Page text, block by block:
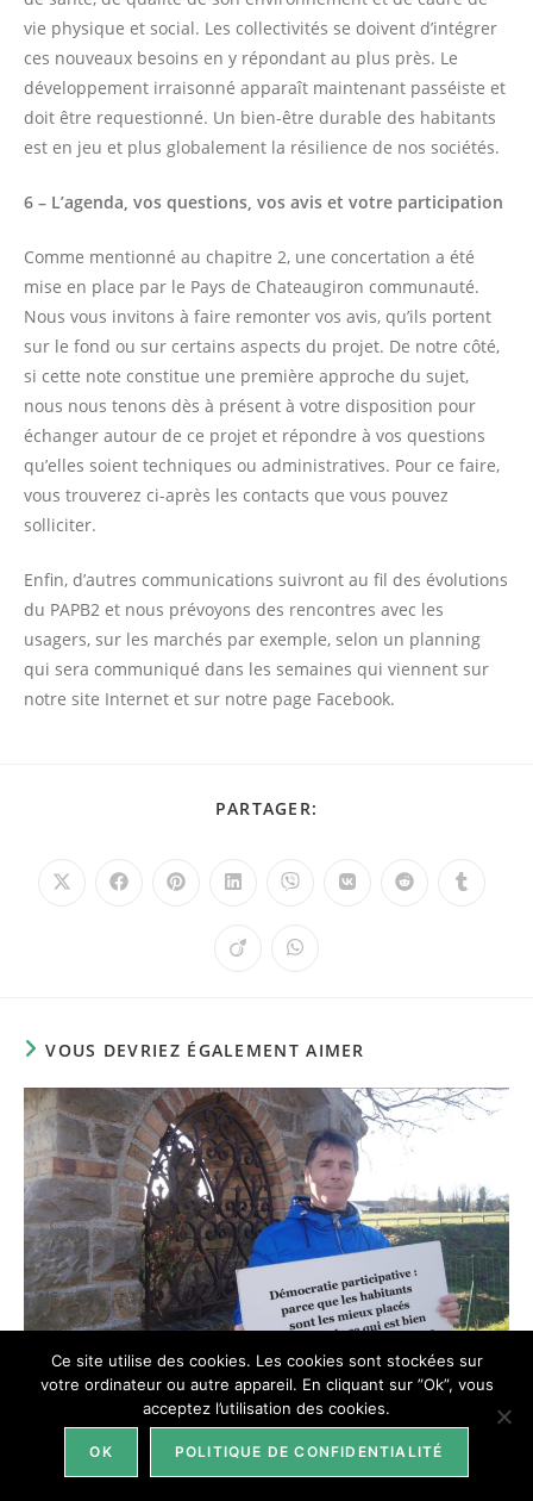
vie physique et social. Les collectivités se doivent d’intégrer
ces nouveaux besoins en y répondant au plus près. Le
développement irraisonné apparaît maintenant passéiste et
doit être requestionné. Un bien-être durable des habitants
est en jeu et plus globalement la résilience de nos sociétés.
6 – L’agenda, vos questions, vos avis et votre participation
Comme mentionné au chapitre 2, une concertation a été
mise en place par le Pays de Chateaugiron communauté.
Nous vous invitons à faire remonter vos avis, qu’ils portent
sur le fond ou sur certains aspects du projet. De notre côté,
si cette note constitue une première approche du sujet,
nous nous tenons dès à présent à votre disposition pour
échanger autour de ce projet et répondre à vos questions
qu’elles soient techniques ou administratives. Pour ce faire,
vous trouverez ci-après les contacts que vous pouvez
solliciter.
Enfin, d’autres communications suivront au fil des évolutions
du PAPB2 et nous prévoyons des rencontres avec les
usagers, sur les marchés par exemple, selon un planning
qui sera communiqué dans les semaines qui viennent sur
notre site Internet et sur notre page Facebook.
PARTAGER:
Ouvrir Ouvrir Ouvrir
fenêtre
Ouvrir
autre
fenêtre
Ouvrir
autre
fenêtre
Ouvrir Ouvrir Ouvrir
Ouvrir Ouvrir
VOUS DEVRIEZ ÉGALEMENT AIMER
Portraits de citoyens #12
Ce site utilise des cookies. Les cookies sont stockées sur
votre ordinateur ou autre appareil. En cliquant sur ”Ok”, vous
acceptez l’utilisation des cookies.
OK POLITIQUE DE CONFIDENTIALITÉ